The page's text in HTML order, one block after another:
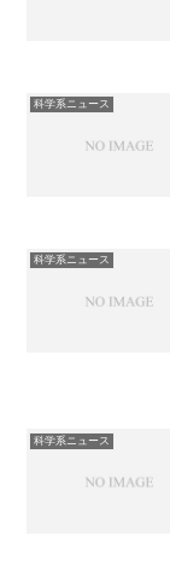
科学系ニュース
科学系ニュース
科学系ニュース